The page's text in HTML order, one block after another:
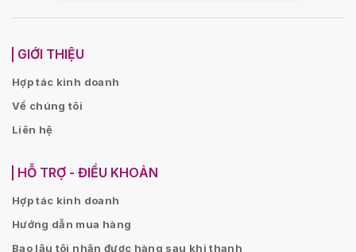
GIỚI THIỆU
Hợp tác kinh doanh
Về chúng tôi
Liên hệ
HỖ TRỢ - ĐIỀU KHOẢN
Hợp tác kinh doanh
Hướng dẫn mua hàng
Bao lâu tôi nhận được hàng sau khi thanh